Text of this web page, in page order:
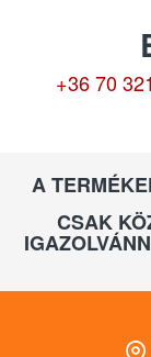
+36 70
A
CSAK